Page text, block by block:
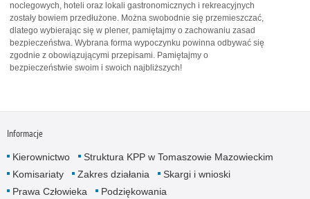
noclegowych, hoteli oraz lokali gastronomicznych i rekreacyjnych
zostały bowiem przedłużone. Można swobodnie się przemieszczać,
dlatego wybierając się w plener, pamiętajmy o zachowaniu zasad
bezpieczeństwa. Wybrana forma wypoczynku powinna odbywać się
zgodnie z obowiązującymi przepisami. Pamiętajmy o
bezpieczeństwie swoim i swoich najbliższych!
Informacje
Kierownictwo
Struktura KPP w Tomaszowie Mazowieckim
Komisariaty
Zakres działania
Skargi i wnioski
Prawa Człowieka
Podziękowania